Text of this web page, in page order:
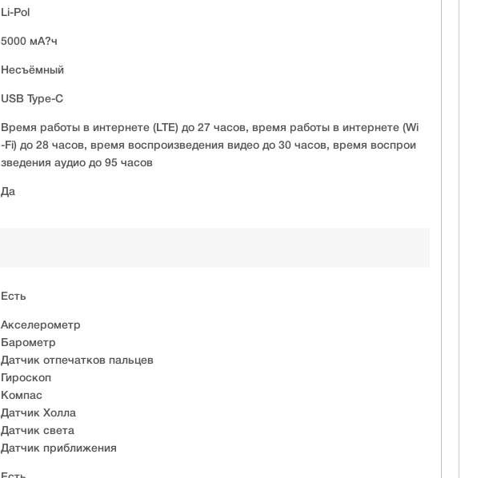
Li-Pol
5000 мА?ч
Несъёмный
USB Type-C
Время работы в интернете (LTE) до 27 часов, время работы в интернете (Wi
-Fi) до 28 часов, время воспроизведения видео до 30 часов, время воспрои
зведения аудио до 95 часов
Да
Есть
Акселерометр
Барометр
Датчик отпечатков пальцев
Гироскоп
Компас
Датчик Холла
Датчик света
Датчик приближения